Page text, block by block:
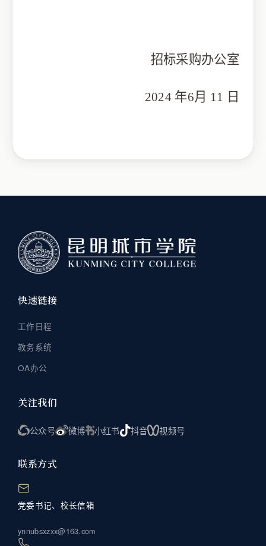
招标采购办公室
2024 年6月 11 日
快速链接
工作日程
教务系统
OA办公
关注我们
公众号 微博 小红书 抖音 视频号
联系方式
党委书记、校长信箱
ynnubsxzxx@163.com